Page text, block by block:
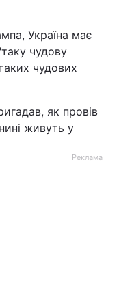
Україна має
чудову
чудових
як провів
живуть у
Реклама